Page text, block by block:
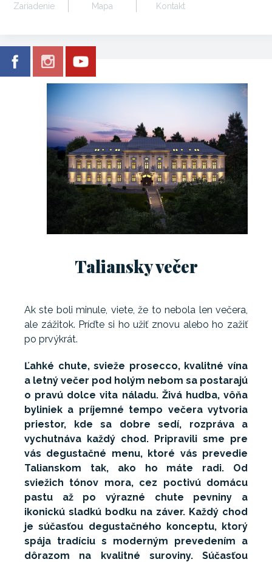
Zariadenie Mapa Kontakt
Taliansky večer
Ak ste boli minule, viete, že to nebola len večera,
ale zážitok. Príďte si ho užiť znovu alebo ho zažiť
po prvýkrát.
Ľahké chute, svieže prosecco, kvalitné vína
a letný večer pod holým nebom sa postarajú
o pravú dolce vita náladu. Živá hudba, vôňa
byliniek a príjemné tempo večera vytvoria
priestor, kde sa dobre sedí, rozpráva a
vychutnáva každý chod. Pripravili sme pre
vás degustačné menu, ktoré vás prevedie
Talianskom tak, ako ho máte radi. Od
sviežich tónov mora, cez poctivú domácu
pastu až po výrazné chute pevniny a
ikonickú sladkú bodku na záver. Každý chod
je súčasťou degustačného konceptu, ktorý
spája tradíciu s moderným prevedením a
dôrazom na kvalitné suroviny. Súčasťou